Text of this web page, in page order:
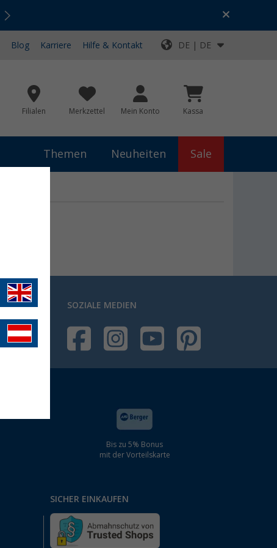
Top-Deals für dein Abenteuer!
Blog Karriere Hilfe & Kontakt DE | DE
Filialen Merkzettel Mein Konto Kassa
Themen Neuheiten Sale
SOZIALE MEDIEN
Bis zu 5% Bonus
mit der Vorteilskarte
SICHER EINKAUFEN